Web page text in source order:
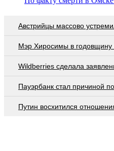
Австрийцы массово
Мэр Хиросимы в годовщину
Wildberries cделала
Пауэрбанк стал причиной
Путин восхитился